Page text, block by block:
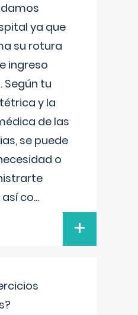
ya que
su rotura
ingreso
Según tu
y la
de las
se puede
o
co...
+